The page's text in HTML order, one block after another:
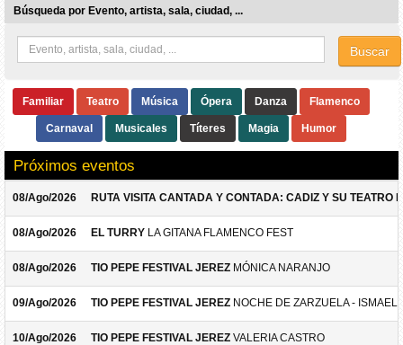
Búsqueda por Evento, artista, sala, ciudad, ...
Buscar
Familiar Teatro Música Ópera Danza Flamenco
Carnaval Musicales Títeres Magia Humor
Próximos eventos
08/Ago/2026 RUTA VISITA CANTADA Y CONTADA: CADIZ Y SU TEATRO
08/Ago/2026 EL TURRY LA GITANA FLAMENCO FEST
08/Ago/2026 TIO PEPE FESTIVAL JEREZ MÓNICA NARANJO
09/Ago/2026 TIO PEPE FESTIVAL JEREZ NOCHE DE ZARZUELA -
10/Ago/2026 TIO PEPE FESTIVAL JEREZ VALERIA CASTRO